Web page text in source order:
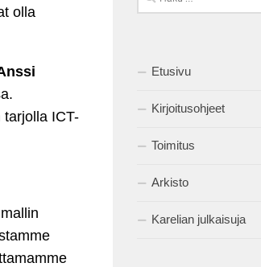
olla
ICT-
Etusivu
Kirjoitusohjeet
Toimitus
Arkisto
Karelian julkaisuja